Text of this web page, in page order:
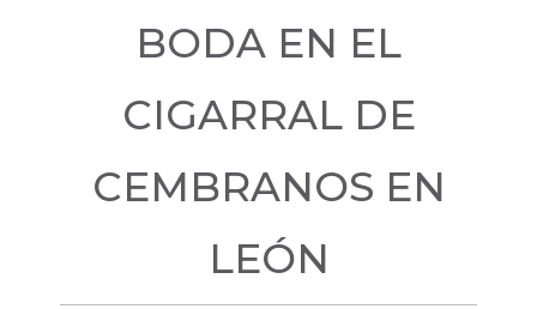
BODA EN EL
CIGARRAL DE
CEMBRANOS EN
LEÓN